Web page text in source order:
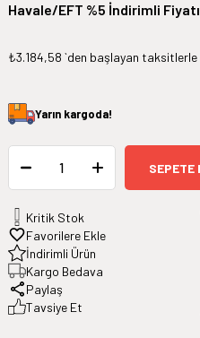
Havale/EFT %5 İndirimli Fiyatı
₺3.184,58 `den başlayan taksitlerle
Yarınkargoda!
Kritik Stok
Favorilere Ekle
İndirimli Ürün
Kargo Bedava
Paylaş
Tavsiye Et